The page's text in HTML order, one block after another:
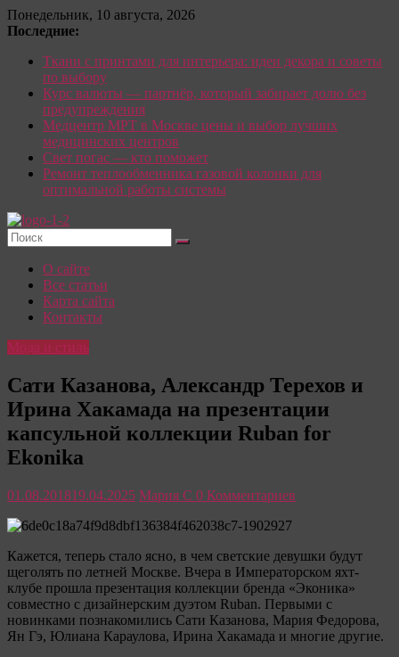
Перейти
к
Понедельник, 10 августа, 2026
Последние:
Ткани с принтами для интерьера: идеи декора и советы
по выбору
Курс валюты — партнёр, который забирает долю без
предупреждения
Медцентр МРТ в Москве цены и выбор лучших
медицинских центров
Свет погас — кто поможет
Ремонт теплообменника газовой колонки для
оптимальной работы системы
Красотка:
женский
сайт
Моде,
стиле
и
красоте:
только
полезные
советы
для
О сайте
Все статьи
Карта сайта
Контакты
Мода и стиль
Сати Казанова, Александр Терехов и
Ирина Хакамада на презентации
капсульной коллекции Ruban for
Ekonika
01.08.201819.04.2025 Мария С 0 Комментариев
Кажется, теперь стало ясно, в чем светские девушки будут
щеголять по летней Москве. Вчера в Императорском яхт-
клубе прошла презентация коллекции бренда «Эконика»
совместно с дизайнерским дуэтом Ruban. Первыми с
новинками познакомились Сати Казанова, Мария Федорова,
Ян Гэ, Юлиана Караулова, Ирина Хакамада и многие другие.